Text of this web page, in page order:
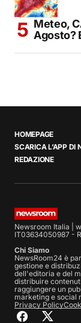
Meteo,
Agosto?
HOMEPAGE
SCARICA L’APP DI
REDAZIONE
Newsroom Italia |
IT03634050987 -
Chi Siamo
NewsRoom24 è
gestione e
dell'editoria e del
distribuire
raggiungere un
marketing e social
Privacy Policy